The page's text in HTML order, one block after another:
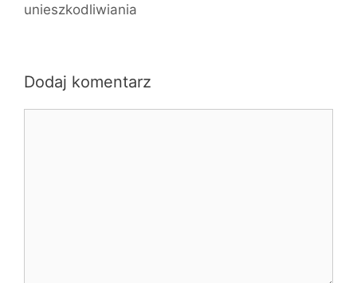
unieszkodliwiania
Dodaj komentarz